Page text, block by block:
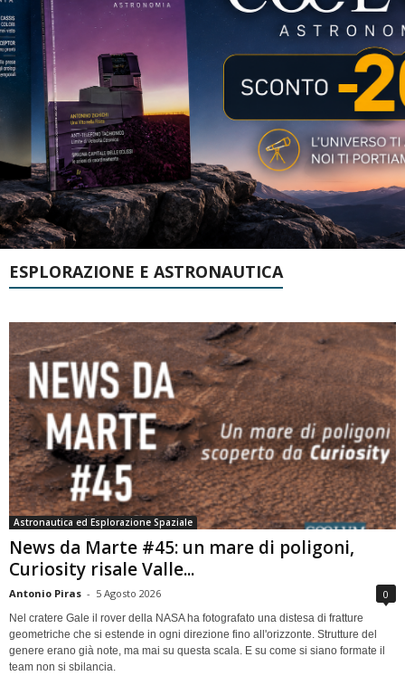
ESPLORAZIONE E ASTRONAUTICA
Astronautica ed Esplorazione Spaziale
News da Marte #45: un mare di poligoni,
Curiosity risale Valle...
Antonio Piras - 5 Agosto 2026 0
Nel cratere Gale il rover della NASA ha fotografato una distesa di fratture
geometriche che si estende in ogni direzione fino all'orizzonte. Strutture del
genere erano già note, ma mai su questa scala. E su come si siano formate il
team non si sbilancia.